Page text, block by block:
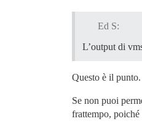
Ed S:
L’output di
Questo è il punto.
Se non puoi
frattempo,